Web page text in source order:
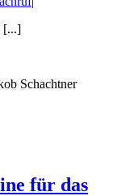
[...]
Schachtner
für das